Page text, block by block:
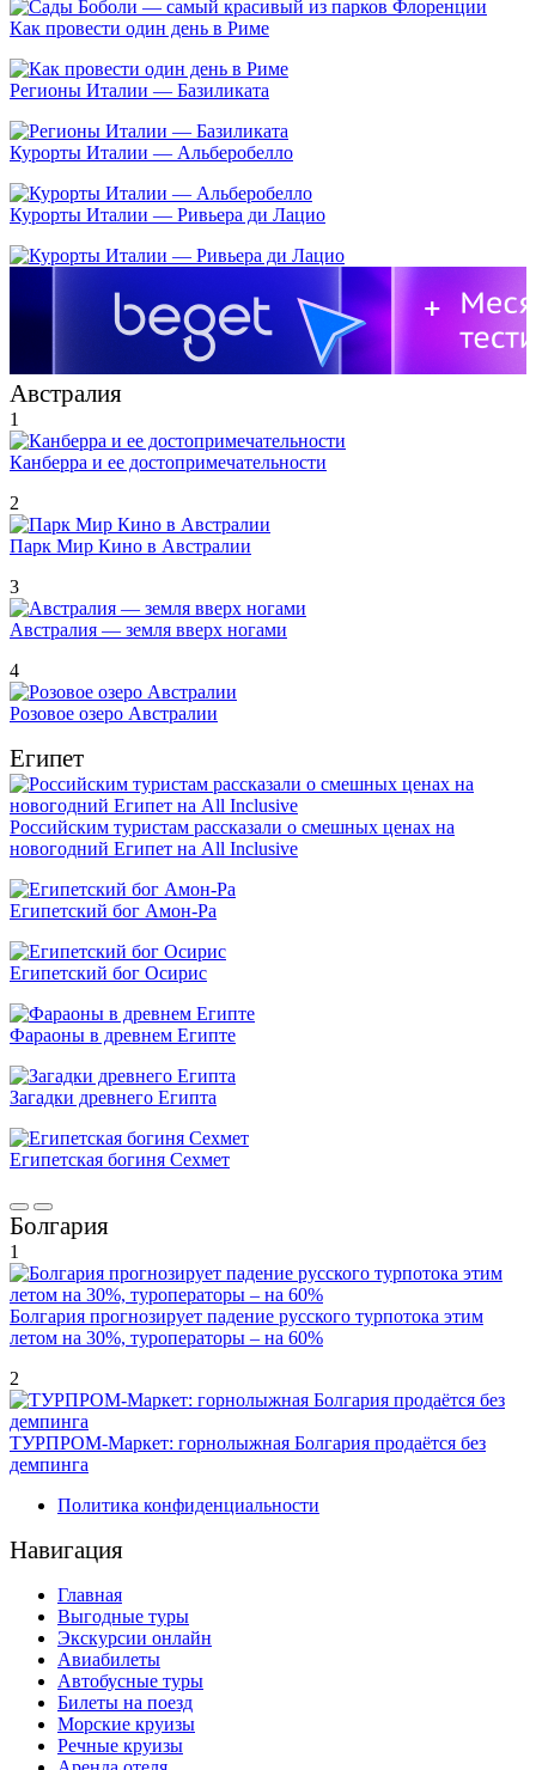
Как провести один день в Риме
Регионы Италии — Базиликата
Курорты Италии — Альберобелло
Курорты Италии — Ривьера ди Лацио
Австралия
1
Канберра и ее достопримечательности
2
Парк Мир Кино в Австралии
3
Австралия — земля вверх ногами
4
Розовое озеро Австралии
Египет
Российским туристам рассказали о смешных ценах на
новогодний Египет на All Inclusive
Египетский бог Амон-Ра
Египетский бог Осирис
Фараоны в древнем Египте
Загадки древнего Египта
Египетская богиня Сехмет
Болгария
1
Болгария прогнозирует падение русского турпотока этим
летом на 30%, туроператоры – на 60%
2
ТУРПРОМ-Маркет: горнолыжная Болгария продаётся без
демпинга
Политика конфиденциальности
Навигация
Главная
Выгодные туры
Экскурсии онлайн
Авиабилеты
Автобусные туры
Билеты на поезд
Морские круизы
Речные круизы